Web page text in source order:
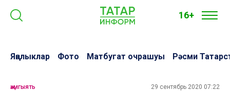
16+
Яңалыклар Фото Матбугат очрашуы Рәсми
җәмгыять 29 сентябрь 2020 07:22